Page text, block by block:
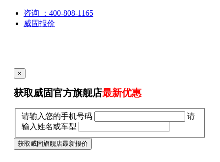
咨询
：400-808-1165
威固报价
×
获取威固官方旗舰店最新优惠
请输入您的手机号码
请
输入姓名或车型
获取威固旗舰店最新报价